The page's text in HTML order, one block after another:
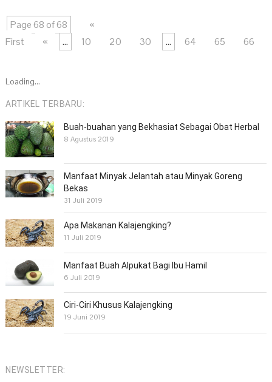
Page 68 of 68
«
First
« ... 10 20 30 ... 64 65 66
Loading...
ARTIKEL TERBARU:
Buah-buahan yang Bekhasiat Sebagai Obat Herbal
8 Agustus 2019
Manfaat Minyak Jelantah atau Minyak Goreng
Bekas
31 Juli 2019
Apa Makanan Kalajengking?
11 Juli 2019
Manfaat Buah Alpukat Bagi Ibu Hamil
6 Juli 2019
Ciri-Ciri Khusus Kalajengking
19 Juni 2019
NEWSLETTER: